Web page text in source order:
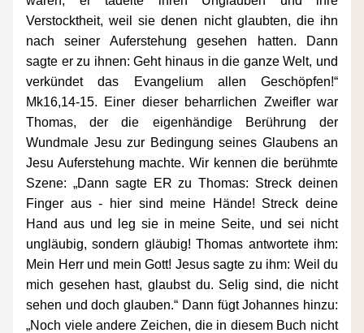
Verstocktheit, weil sie denen nicht glaubten, die ihn
nach seiner Auferstehung gesehen hatten. Dann
sagte er zu ihnen: Geht hinaus in die ganze Welt, und
verkündet das Evangelium allen Geschöpfen!“
Mk16,14-15. Einer dieser beharrlichen Zweifler war
Thomas, der die eigenhändige Berührung der
Wundmale Jesu zur Bedingung seines Glaubens an
Jesu Auferstehung machte. Wir kennen die berühmte
Szene: „Dann sagte ER zu Thomas: Streck deinen
Finger aus - hier sind meine Hände! Streck deine
Hand aus und leg sie in meine Seite, und sei nicht
ungläubig, sondern gläubig! Thomas antwortete ihm:
Mein Herr und mein Gott! Jesus sagte zu ihm: Weil du
mich gesehen hast, glaubst du. Selig sind, die nicht
sehen und doch glauben.“ Dann fügt Johannes hinzu:
„Noch viele andere Zeichen, die in diesem Buch nicht